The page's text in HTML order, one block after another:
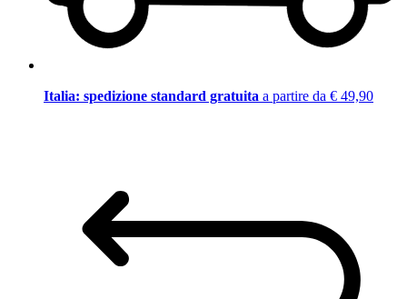
Italia: spedizione standard gratuita a partire da € 49,90